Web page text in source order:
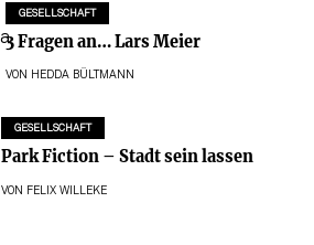
GESELLSCHAFT
3 Fragen an… Lars Meier
VON HEDDA BÜLTMANN
GESELLSCHAFT
Park Fiction – Stadt sein lassen
VON FELIX WILLEKE